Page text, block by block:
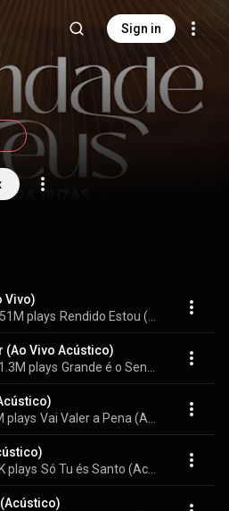
Sign in
Vivo)
51M plays
(Ao Vivo Acústico)
1.3M plays
plays
plays